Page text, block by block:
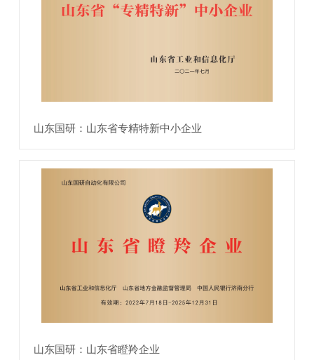
山东国研：山东省专精特新中小企业
山东国研：山东省瞪羚企业